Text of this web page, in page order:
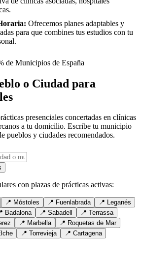
Ofrecemos planes adaptables y
para que combines tus estudios con tu
de Municipios de España
o Ciudad para
presenciales concertadas en clínicas
a tu domicilio. Escribe tu municipio
pueblos y ciudades recomendados.
con plazas de prácticas activas:
📍 Móstoles 📍 Fuenlabrada 📍 Leganés
Badalona 📍 Sabadell 📍 Terrassa
📍 Marbella 📍 Roquetas de Mar
📍 Torrevieja 📍 Cartagena